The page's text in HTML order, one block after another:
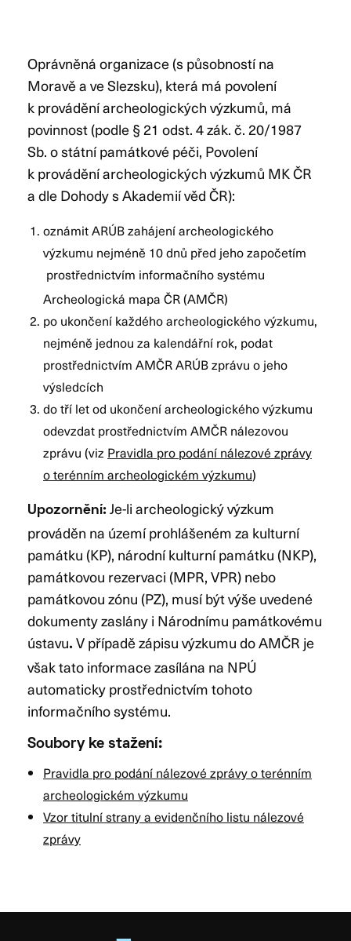
Oprávněná organizace (s působností na
Moravě a ve Slezsku), která má povolení
k provádění archeologických výzkumů, má
povinnost (podle § 21 odst. 4 zák. č. 20/1987
Sb. o státní památkové péči, Povolení
k provádění archeologických výzkumů MK ČR
a dle Dohody s Akademií věd ČR):
oznámit ARÚB zahájení archeologického
výzkumu nejméně 10 dnů před jeho započetím
prostřednictvím informačního systému
Archeologická mapa ČR (AMČR)
po ukončení každého archeologického výzkumu,
nejméně jednou za kalendářní rok, podat
prostřednictvím AMČR ARÚB zprávu o jeho
výsledcích
do tří let od ukončení archeologického výzkumu
odevzdat prostřednictvím AMČR nálezovou
zprávu (viz Pravidla pro podání nálezové zprávy
o terénním archeologickém výzkumu)
Upozornění: Je-li archeologický výzkum
prováděn na území prohlášeném za kulturní
památku (KP), národní kulturní památku (NKP),
památkovou rezervaci (MPR, VPR) nebo
památkovou zónu (PZ), musí být výše uvedené
dokumenty zaslány i Národnímu památkovému
ústavu. V případě zápisu výzkumu do AMČR je
však tato informace zasílána na NPÚ
automaticky prostřednictvím tohoto
informačního systému.
Soubory ke stažení:
Pravidla pro podání nálezové zprávy o terénním
archeologickém výzkumu
Vzor titulní strany a evidenčního listu nálezové
zprávy